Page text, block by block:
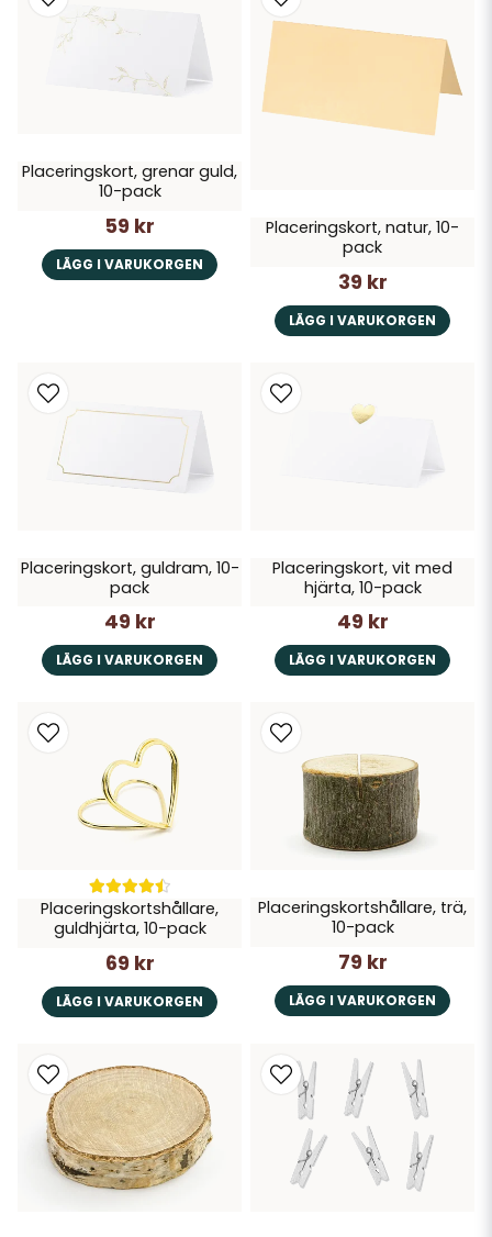
Placeringskort, grenar guld,
10-pack
59 kr
LÄGG I VARUKORGEN
Placeringskort, natur, 10-
pack
39 kr
LÄGG I VARUKORGEN
Placeringskort, guldram, 10-
pack
49 kr
LÄGG I VARUKORGEN
Placeringskort, vit med
hjärta, 10-pack
49 kr
LÄGG I VARUKORGEN
Placeringskortshållare,
guldhjärta, 10-pack
69 kr
LÄGG I VARUKORGEN
Placeringskortshållare, trä,
10-pack
79 kr
LÄGG I VARUKORGEN